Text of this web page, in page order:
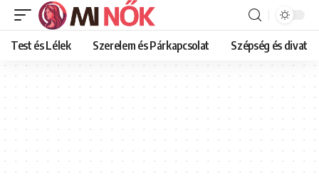
Test és Lélek Szerelem és Párkapcsolat Szépség és divat